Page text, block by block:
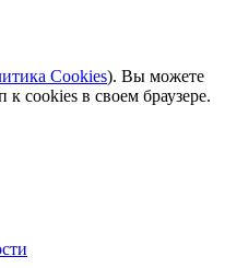
Cookies). Вы можете
к cookies в своем браузере.